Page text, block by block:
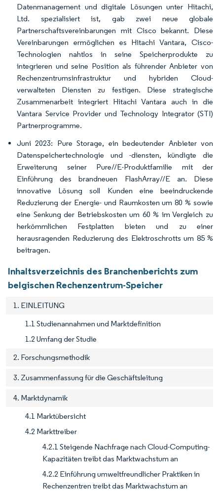
Datenmanagement und digitale Lösungen unter Hitachi,
Ltd. spezialisiert ist, gab zwei neue globale
Partnerschaftsvereinbarungen mit Cisco bekannt. Diese
Vereinbarungen ermöglichen es Hitachi Vantara, Cisco-
Technologien nahtlos in seine Speicherprodukte zu
integrieren und seine Position als führender Anbieter von
Rechenzentrumsinfrastruktur und hybriden Cloud-
verwalteten Diensten zu festigen. Diese strategische
Zusammenarbeit integriert Hitachi Vantara auch in die
Vantara Service Provider und Technology Integrator (STI)
Partnerprogramme.
Juni 2023: Pure Storage, ein bedeutender Anbieter von
Datenspeichertechnologie und -diensten, kündigte die
Erweiterung seiner Pure//E-Produktfamilie mit der
Einführung des brandneuen FlashArray//E an. Diese
innovative Lösung soll Kunden eine beeindruckende
Reduzierung der Energie- und Raumkosten um 80 % sowie
eine Senkung der Betriebskosten um 60 % im Vergleich zu
herkömmlichen Festplatten bieten und zu einer
herausragenden Reduzierung des Elektroschrotts um 85 %
beitragen.
Inhaltsverzeichnis des Branchenberichts zum
belgischen Rechenzentrum-Speicher
1. EINLEITUNG
1.1 Studienannahmen und Marktdefinition
1.2 Umfang der Studie
2. Forschungsmethodik
3. Zusammenfassung für die Geschäftsleitung
4. Marktdynamik
4.1 Marktübersicht
4.2 Markttreiber
4.2.1 Steigende Nachfrage nach Cloud-Computing-
Kapazitäten treibt das Marktwachstum an
4.2.2 Einführung umweltfreundlicher Praktiken in
Rechenzentren treibt das Marktwachstum an